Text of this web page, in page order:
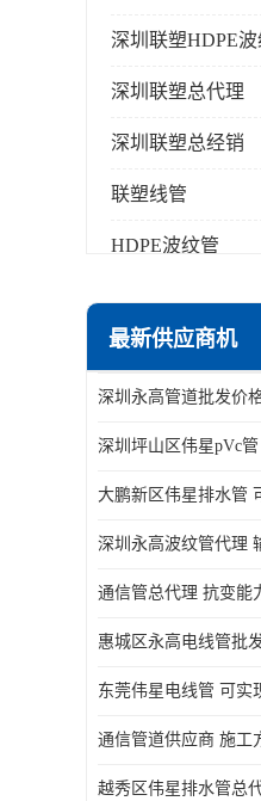
深圳联塑总代理
深圳联塑总经销
联塑线管
HDPE波纹管
最新供应商机